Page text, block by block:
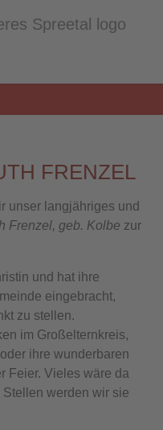
FRENZEL
unser langjähriges und
Frenzel, geb. Kolbe zur
und hat ihre
eingebracht,
zu stellen.
im Großelternkreis,
ihre wunderbaren
Feier. Vieles wäre da
werden wir sie